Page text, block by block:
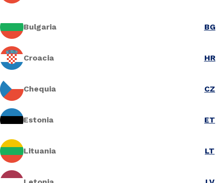
Bulgaria BG
Croacia HR
Chequia CZ
Estonia ET
Lituania LT